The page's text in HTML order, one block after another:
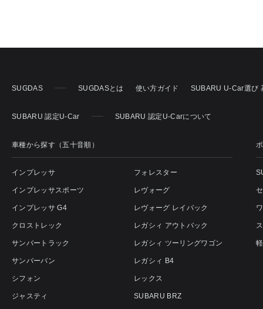
SUGDAS SUGDASとは 使い方ガイド SUBARU U-Car選び
SUBARU 認定U-Car SUBARU 認定U-Carについて
車種から探す（五十音順）
インプレッサ
インプレッサスポーツ
インプレッサ G4
クロストレック
サンバートラック
サンバーバン
シフォン
ジャスティ
フォレスター
レヴォーグ
レヴォーグ レイバック
レガシィ アウトバック
レガシィ ツーリングワゴン
レガシィ B4
レックス
SUBARU BRZ